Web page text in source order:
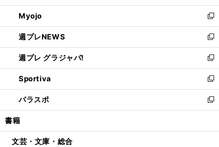
開
く
ウ
で
開
く
ン
ド
ウ
で
開
く
ウ
ィ
ン
ド
ウ
で
開
く
Myojo
新
し
い
ウ
ィ
ン
ド
ウ
で
開
週プレNEWS
新
し
い
ウ
ィ
ン
ド
ウ
開
週プレ グラジャパ!
新
し
い
ウ
ィ
ン
ウ
Sportiva
新
し
い
ウ
ン
パラスポ
新
し
ウ
書籍
文芸・文庫・総合